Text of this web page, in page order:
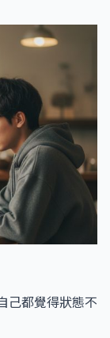
己都覺得狀態不